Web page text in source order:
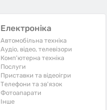
Електроніка
Автомобільна техніка
Аудіо, відео, телевізори
Комп'ютерна техніка
Послуги
Приставки та відеоігри
Телефони та зв'язок
Фотоапарати
Iнше